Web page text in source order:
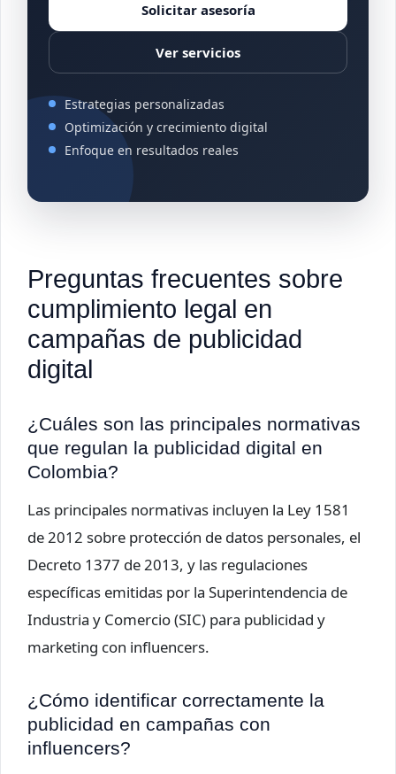
Solicitar asesoría
Ver servicios
Estrategias personalizadas
Optimización y crecimiento digital
Enfoque en resultados reales
Preguntas frecuentes sobre
cumplimiento legal en
campañas de publicidad
digital
¿Cuáles son las principales normativas
que regulan la publicidad digital en
Colombia?
Las principales normativas incluyen la Ley 1581
de 2012 sobre protección de datos personales, el
Decreto 1377 de 2013, y las regulaciones
específicas emitidas por la Superintendencia de
Industria y Comercio (SIC) para publicidad y
marketing con influencers.
¿Cómo identificar correctamente la
publicidad en campañas con
influencers?